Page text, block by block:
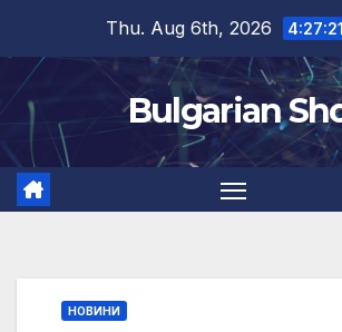
content
Thu. Aug 6th, 2026
Bulgarian
НОВИНИ